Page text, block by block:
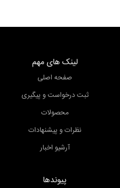
لینک های مهم
صفحه اصلی
ثبت درخواست و پیگیری
محصولات
نظرات و پیشنهادات
آرشیو اخبار
پیوندها